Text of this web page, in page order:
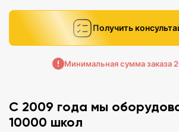
Получить
Минимальная сумма заказа
С 2009 года мы
10000 школ